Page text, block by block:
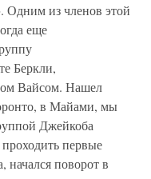
Одним из членов этой
еще
Беркли,
Вайсом. Нашел
в Майами, мы
Джейкоба
первые
начался поворот в